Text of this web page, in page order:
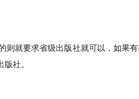
就要求省级出版社就可以，如果
社。